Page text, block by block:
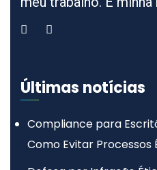
Últimas notícias
Compliance para
Como Evitar Processos